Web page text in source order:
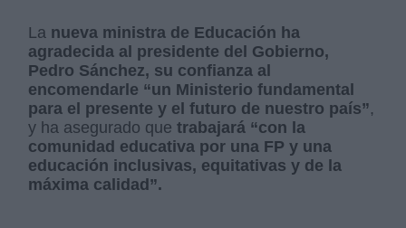
La nueva ministra de Educación ha
agradecida al presidente del Gobierno,
Pedro Sánchez, su confianza al
encomendarle “un Ministerio fundamental
para el presente y el futuro de nuestro país”,
y ha asegurado quetrabajará “con la
comunidad educativa por una FP y una
educación inclusivas, equitativas y de la
máxima calidad”.